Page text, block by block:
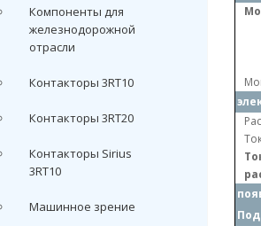
Компоненты для
железнодорожной
отрасли
Контакторы 3RT10
Контакторы 3RT20
Контакторы Sirius
3RT10
Машинное зрение